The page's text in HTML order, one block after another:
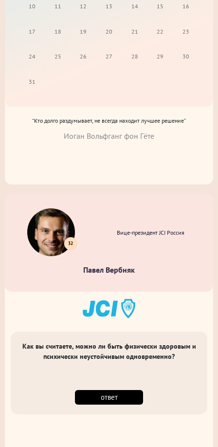
10 11 12 13 14 15 16
17 18 19 20 21 22 23
24 25 26 27 28 29 30
31
“Кто долго раздумывает, не всегда находит лучшее решение”
Иоган Вольфганг фон Гёте
32
Вице-президент JCI Россия
Павел Вербняк
Как вы считаете, можно ли быть физически здоровым и
психически неустойчивым одновременно?
ответ